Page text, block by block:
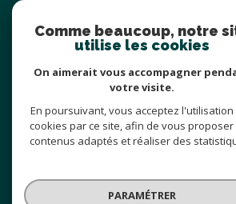
Nos partenaires
Comme beaucoup, notre
utilise les cookies
On aimerait vous accompagner
votre visite.
En poursuivant, vous acceptez l'utilisation
cookies par ce site, afin de vous proposer
contenus adaptés et réaliser des
PARAMÉTRER